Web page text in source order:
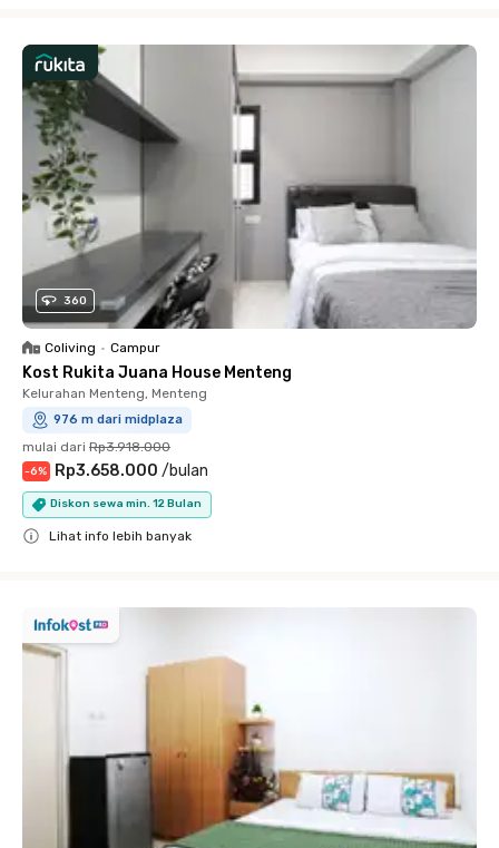
360
Coliving • Campur
Kost Rukita Juana House Menteng
Kelurahan Menteng, Menteng
976 m dari midplaza
mulai dari Rp3.918.000
-6% Rp3.658.000 /bulan
Diskon sewa min. 12 Bulan
Lihat info lebih banyak